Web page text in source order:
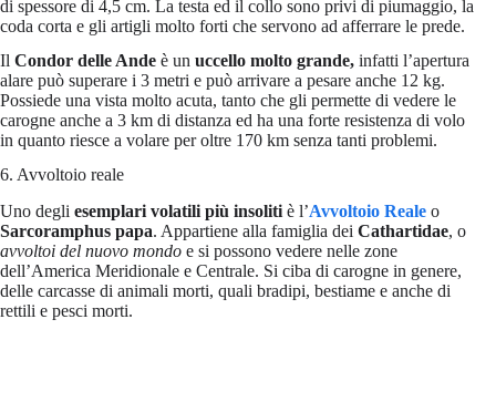
di spessore di 4,5 cm. La testa ed il collo sono privi di piumaggio, la
coda corta e gli artigli molto forti che servono ad afferrare le prede.
Il Condor delle Ande è un uccello molto grande, infatti l’apertura
alare può superare i 3 metri e può arrivare a pesare anche 12 kg.
Possiede una vista molto acuta, tanto che gli permette di vedere le
carogne anche a 3 km di distanza ed ha una forte resistenza di volo
in quanto riesce a volare per oltre 170 km senza tanti problemi.
6. Avvoltoio reale
Uno degli esemplari volatili più insoliti è l’Avvoltoio Reale o
Sarcoramphus papa. Appartiene alla famiglia dei Cathartidae, o
avvoltoi del nuovo mondo e si possono vedere nelle zone
dell’America Meridionale e Centrale. Si ciba di carogne in genere,
delle carcasse di animali morti, quali bradipi, bestiame e anche di
rettili e pesci morti.